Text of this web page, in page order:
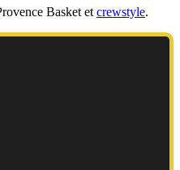
Basket et crewstyle.